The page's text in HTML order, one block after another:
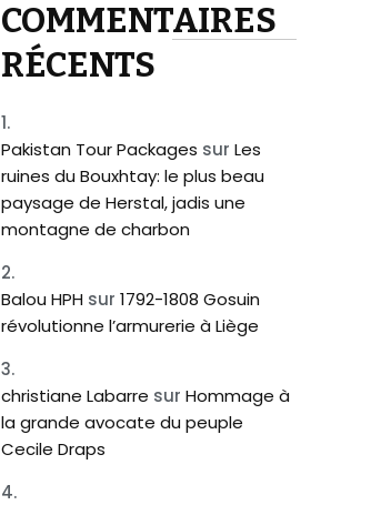
COMMENTAIRES
RÉCENTS
Pakistan Tour Packages sur Les
ruines du Bouxhtay: le plus beau
paysage de Herstal, jadis une
montagne de charbon
Balou HPH sur 1792-1808 Gosuin
révolutionne l’armurerie à Liège
christiane Labarre sur Hommage à
la grande avocate du peuple
Cecile Draps